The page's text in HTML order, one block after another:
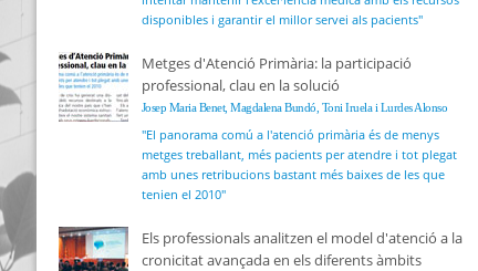
disponibles i garantir el millor servei als pacients"
Metges d'Atenció Primària: la participació
professional, clau en la solució
Josep Maria Benet, Magdalena Bundó, Toni Iruela i Lurdes Alonso
"El panorama comú a l'atenció primària és de menys
metges treballant, més pacients per atendre i tot plegat
amb unes retribucions bastant més baixes de les que
tenien el 2010"
Els professionals analitzen el model d'atenció a la
cronicitat avançada en els diferents àmbits